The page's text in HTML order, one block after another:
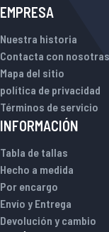
EMPRESA
Nuestra historia
Contacta con nosotras
Mapa del sitio
política de privacidad
Términos de servicio
INFORMACIÓN
Tabla de tallas
Hecho a medida
Por encargo
Envío y Entrega
Devolución y cambio